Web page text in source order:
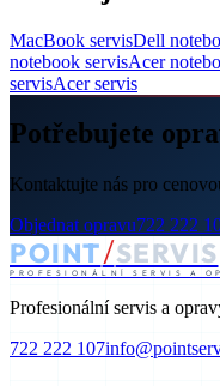
MacBook servisDell
notebook servisAcer
servisAcer servis
Potřebujete
Kontaktujte nás pro
Objednat opravu722 222
POINT/SERVIS
PROFESIONÁLNÍ SERVIS A
Profesionální servis a
722 222 107